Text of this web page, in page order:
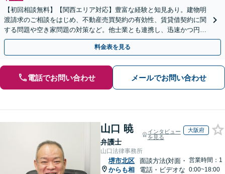
【初回相談無料】【関西エリア対応】豊富な経験と知見あり。建物明
渡請求のご相談をはじめ、不動産売買契約の有効性、賃貸借契約に関
する問題や空き家問題の対策など。他士業とも連携し、迅速かつ円滑
な解決を目指します【顧問契約】【西宮北口駅3分】
料金表を見る
電話でお問い合わせ メールでお問い合わせ
山口 暁
弁護士
インタビュー
を見る
大阪府
山口法律事務所
堺市北区
からも相
面談方法(対面・
電話・ビデオな
営業時間：1
0:00~18:00